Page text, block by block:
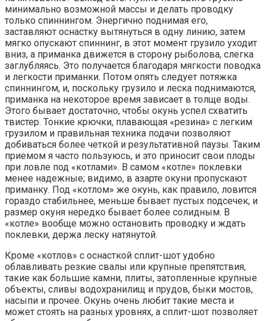
минимально возможной массы и делать проводку
только спиннингом. Энергично поднимая его,
заставляют оснастку вытянуться в одну линию, затем
мягко опускают спиннинг, в этот момент грузило уходит
вниз, а приманка движется в сторону рыболова, слегка
заглубляясь. Это получается благодаря мягкости поводка
и легкости приманки. Потом опять следует потяжка
спиннингом, и, поскольку грузило и леска поднимаются,
приманка на некоторое время зависает в толще воды.
Этого бывает достаточно, чтобы окунь успел схватить
твистер. Тонкие крючки, плавающая «резина» с легким
грузилом и правильная техника подачи позволяют
добиваться более четкой и результативной паузы. Таким
приемом я часто пользуюсь, и это приносит свои плоды
при ловле под «котлами». В самом «котле» поклевки
менее надежные; видимо, в азарте окуни пропускают
приманку. Под «котлом» же окунь, как правило, ловится
гораздо стабильнее, меньше бывает пустых подсечек, и
размер окуня нередко бывает более солидным. В
«котле» вообще можно остановить проводку и ждать
поклевки, держа леску натянутой.
Кроме «котлов» с оснасткой сплит-шот удобно
облавливать резкие свалы или крупные препятствия,
такие как большие камни, плиты, затопленные крупные
объекты, сливы водохранилищ и прудов, быки мостов,
насыпи и прочее. Окунь очень любит такие места и
может стоять на разных уровнях, а сплит-шот позволяет